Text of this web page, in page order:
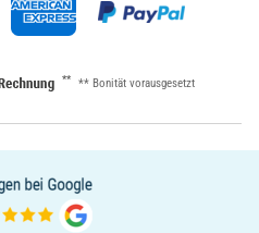
** ** Bonität vorausgesetzt